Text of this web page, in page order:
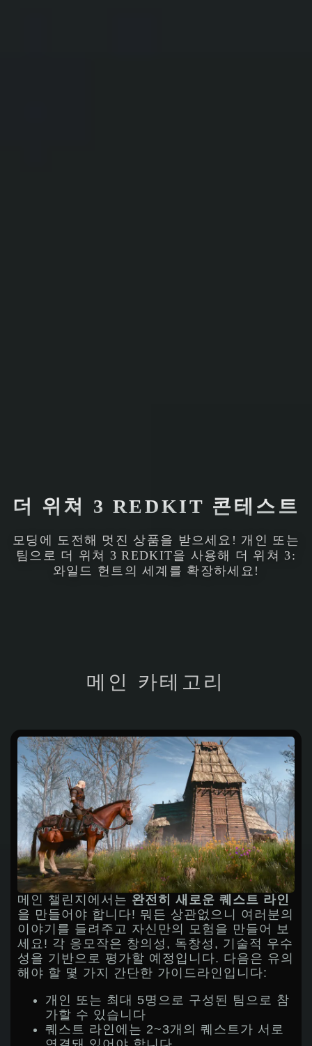
더 위쳐 3 REDKIT 콘테스트
모딩에 도전해 멋진 상품을 받으세요! 개인 또는
팀으로 더 위쳐 3 REDKIT을 사용해 더 위쳐 3:
와일드 헌트의 세계를 확장하세요!
메인 카테고리
메인 챌린지에서는 완전히 새로운 퀘스트 라인
을 만들어야 합니다! 뭐든 상관없으니 여러분의
이야기를 들려주고 자신만의 모험을 만들어 보
세요! 각 응모작은 창의성, 독창성, 기술적 우수
성을 기반으로 평가할 예정입니다. 다음은 유의
해야 할 몇 가지 간단한 가이드라인입니다:
개인 또는 최대 5명으로 구성된 팀으로 참
가할 수 있습니다
퀘스트 라인에는 2~3개의 퀘스트가 서로